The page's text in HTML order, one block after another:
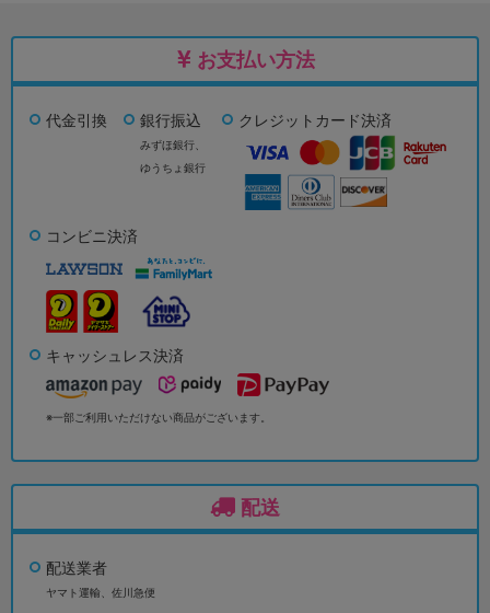
お支払い方法
代金引換 銀行振込
みずほ銀行、
ゆうちょ銀行
クレジットカード決済
コンビニ決済
キャッシュレス決済
※一部ご利用いただけない商品がございます。
配送
配送業者
ヤマト運輸、佐川急便